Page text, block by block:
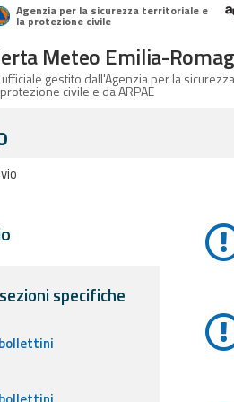
Agenzia per la sicurezza territoriale e
la protezione civile
Meteo Emilia-
gestito dall'Agenzia per la
civile e da ARPAE
specifiche